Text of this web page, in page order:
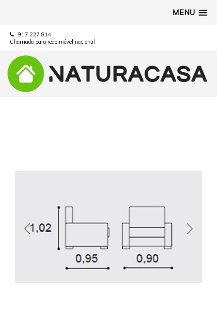
MENU
917 227 814
Chamada para rede móvel nacional